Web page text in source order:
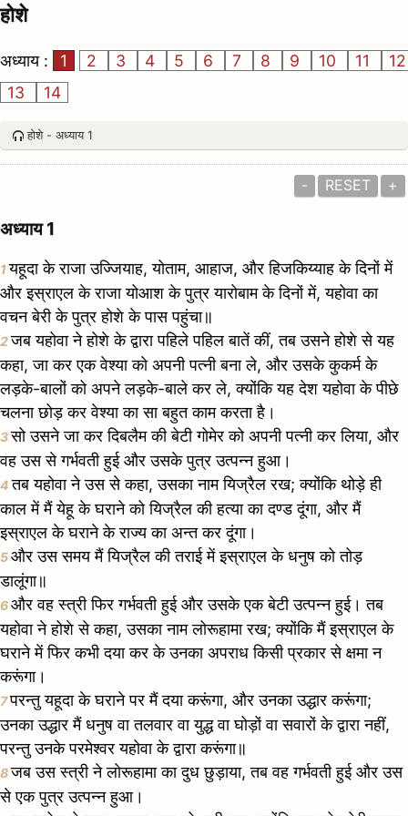
होशे
अध्याय : 1 2 3 4 5 6 7 8 9 10 11
12
13
14
होशे - अध्याय 1
- RESET +
अध्याय 1
1यहूदा के राजा उज्जियाह, योताम, आहाज, और हिजकिय्याह के दिनों में
और इस्राएल के राजा योआश के पुत्र यारोबाम के दिनों में, यहोवा का
वचन बेरी के पुत्र होशे के पास पहुंचा॥
2जब यहोवा ने होशे के द्वारा पहिले पहिल बातें कीं, तब उसने होशे से यह
कहा, जा कर एक वेश्या को अपनी पत्नी बना ले, और उसके कुकर्म के
लड़के-बालों को अपने लड़के-बाले कर ले, क्योंकि यह देश यहोवा के पीछे
चलना छोड़ कर वेश्या का सा बहुत काम करता है।
3सो उसने जा कर दिबलैम की बेटी गोमेर को अपनी पत्नी कर लिया, और
वह उस से गर्भवती हुई और उसके पुत्र उत्पन्न हुआ।
4तब यहोवा ने उस से कहा, उसका नाम यिज्रैल रख; क्योंकि थोड़े ही
काल में मैं येहू के घराने को यिज्रैल की हत्या का दण्ड दूंगा, और मैं
इस्राएल के घराने के राज्य का अन्त कर दूंगा।
5और उस समय मैं यिज्रैल की तराई में इस्राएल के धनुष को तोड़
डालूंगा॥
6और वह स्त्री फिर गर्भवती हुई और उसके एक बेटी उत्पन्न हुई। तब
यहोवा ने होशे से कहा, उसका नाम लोरूहामा रख; क्योंकि मैं इस्राएल के
घराने में फिर कभी दया कर के उनका अपराध किसी प्रकार से क्षमा न
करूंगा।
7परन्तु यहूदा के घराने पर मैं दया करूंगा, और उनका उद्धार करूंगा;
उनका उद्धार मैं धनुष वा तलवार वा युद्ध वा घोड़ों वा सवारों के द्वारा नहीं,
परन्तु उनके परमेश्वर यहोवा के द्वारा करूंगा॥
8जब उस स्त्री ने लोरूहामा का दुध छुड़ाया, तब वह गर्भवती हुई और उस
से एक पुत्र उत्पन्न हुआ।